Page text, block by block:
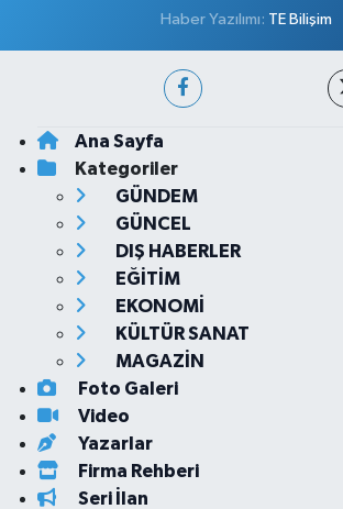
Haber Yazılımı: TE Bilişim
Ana Sayfa
Kategoriler
GÜNDEM
GÜNCEL
DIŞ HABERLER
EĞİTİM
EKONOMİ
KÜLTÜR SANAT
MAGAZİN
Foto Galeri
Video
Yazarlar
Firma Rehberi
Seri İlan